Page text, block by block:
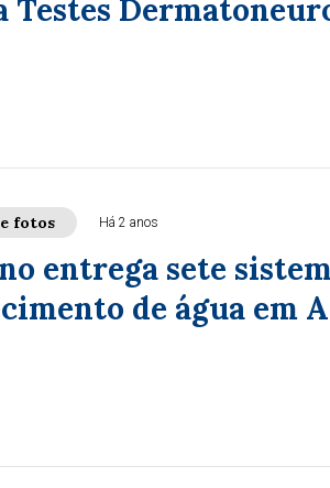
Testes
fotos Há 2 anos
entrega sete
de água em